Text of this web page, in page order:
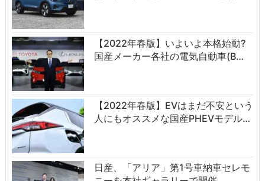
【2022年春版】いよいよ本格始動?
国産メーカー各社の電気自動車(B…
【2022年春版】EVはまだ不安という
人にもオススメな国産PHEVモデル…
日産、「アリア」第1号車納車セレモ